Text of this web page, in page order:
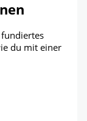
du mit einer